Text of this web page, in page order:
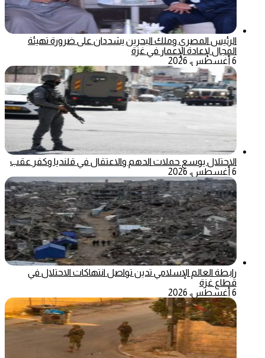
الرئيس المصري وملك البحرين يشددان على ضرورة تهيئة
المجال لإعادة الإعمار في غزة
6 أغسطس، 2026
الاحتلال يوسع حملات الدهم والاعتقال في قلنديا وكفر عقب
6 أغسطس، 2026
رابطة العالم الإسلامي تدين تواصل انتهاكات الاحتلال في
قطاع غزة
6 أغسطس، 2026